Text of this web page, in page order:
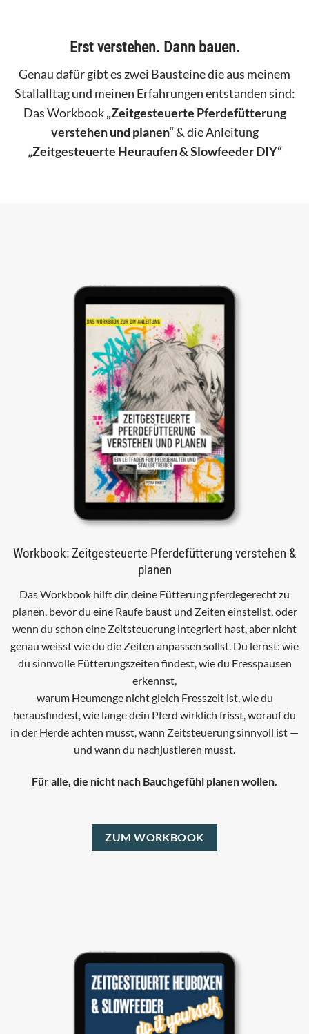
Erst verstehen. Dann bauen.
Genau dafür gibt es zwei Bausteine die aus meinem
Stallalltag und meinen Erfahrungen entstanden sind:
Das Workbook„Zeitgesteuerte Pferdefütterung
verstehen und planen“& die Anleitung
„Zeitgesteuerte Heuraufen & Slowfeeder DIY“
Workbook: Zeitgesteuerte Pferdefütterung verstehen &
planen
Das Workbook hilft dir, deine Fütterung pferdegerecht zu
planen, bevor du eine Raufe baust und Zeiten einstellst, oder
wenn du schon eine Zeitsteuerung integriert hast, aber nicht
genau weisst wie du die Zeiten anpassen sollst. Du lernst: wie
du sinnvolle Fütterungszeiten findest, wie du Fresspausen
erkennst,
warum Heumenge nicht gleich Fresszeit ist, wie du
herausfindest, wie lange dein Pferd wirklich frisst, worauf du
in der Herde achten musst, wann Zeitsteuerung sinnvoll ist —
und wann du nachjustieren musst.
Für alle, die nicht nach Bauchgefühl planen wollen.
ZUM WORKBOOK